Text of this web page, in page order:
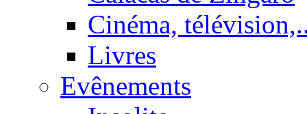
Cinéma,
Livres
Evênements